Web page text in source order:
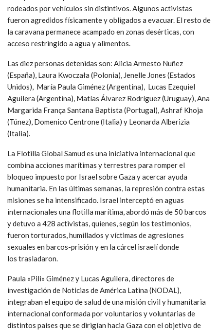
rodeados por vehículos sin distintivos. Algunos activistas
fueron agredidos físicamente y obligados a evacuar. El resto de
la caravana permanece acampado en zonas desérticas, con
acceso restringido a agua y alimentos.
Las diez personas detenidas son: Alicia Armesto Nuñez
(España), Laura Kwoczała (Polonia), Jenelle Jones (Estados
Unidos), María Paula Giménez (Argentina), Lucas Ezequiel
Aguilera (Argentina), Matías Álvarez Rodríguez (Uruguay), Ana
Margarida França Santana Baptista (Portugal), Ashraf Khoja
(Túnez), Domenico Centrone (Italia) y Leonarda Alberizia
(Italia).
La Flotilla Global Samud es una iniciativa internacional que
combina acciones marítimas y terrestres para romper el
bloqueo impuesto por Israel sobre Gaza y acercar ayuda
humanitaria. En las últimas semanas, la represión contra estas
misiones se ha intensificado. Israel interceptó en aguas
internacionales una flotilla marítima, abordó más de 50 barcos
y detuvo a 428 activistas, quienes, según los testimonios,
fueron torturados, humillados y víctimas de agresiones
sexuales en barcos-prisión y en la cárcel israelí donde
los trasladaron.
Paula «Pili» Giménez y Lucas Aguilera, directores de
investigación de Noticias de América Latina (NODAL),
integraban el equipo de salud de una misión civil y humanitaria
internacional conformada por voluntarios y voluntarias de
distintos países que se dirigían hacia Gaza con el objetivo de